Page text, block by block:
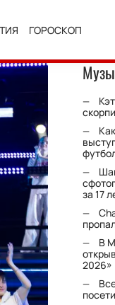
ГОРОСКОП
за 17
В
2026»